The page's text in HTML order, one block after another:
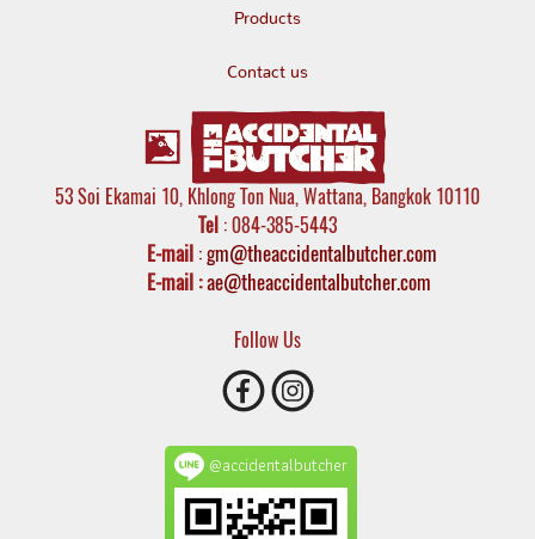
Products
Contact us
53 Soi Ekamai 10, Khlong Ton Nua, Wattana, Bangkok 10110
Tel : 084-385-5443
E-mail:gm@theaccidentalbutcher.com
E-mail :ae@theaccidentalbutcher.com
Follow Us
@accidentalbutcher